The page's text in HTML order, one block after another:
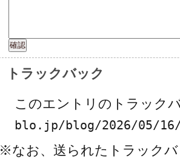
トラックバック
このエントリのトラック
blo.jp/blog/2026/05/16/
※なお、送られたトラック